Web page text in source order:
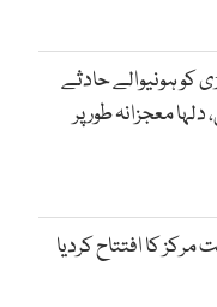
کو ہونیوالے حادثے
دلہا معجزانہ طور پر
کا افتتاح کردیا